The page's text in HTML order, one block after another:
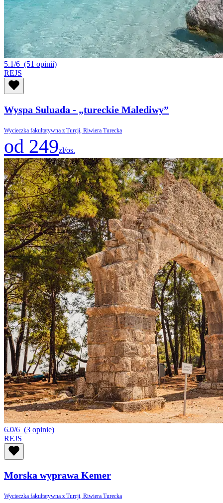
5.1/6 (51 opinii)
REJS
Wyspa Suluada - „tureckie Malediwy”
Wycieczka fakultatywna z Turcji, Riwiera Turecka
od 249zł/os.
6.0/6 (3 opinie)
REJS
Morska wyprawa Kemer
Wycieczka fakultatywna z Turcji, Riwiera Turecka